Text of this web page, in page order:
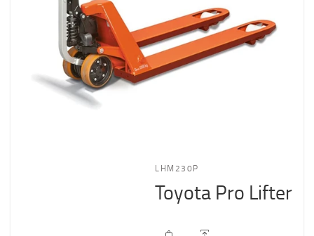
LHM230P
Toyota Pro Lifter